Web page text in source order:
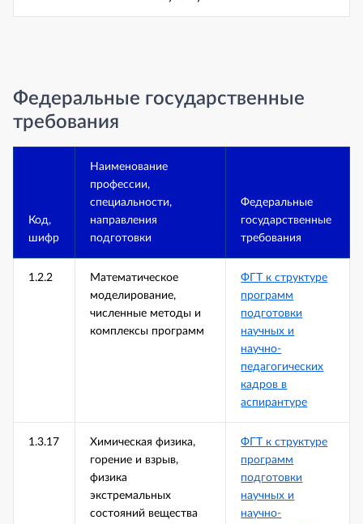
Федеральные государственные
требования
Код,
шифр
Наименование
профессии,
специальности,
направления
подготовки
Федеральные
государственные
требования
1.2.2
Математическое
моделирование,
численные методы и
комплексы программ
ФГТ к структуре
программ
подготовки
научных и
научно-
педагогических
кадров в
аспирантуре
1.3.17
Химическая физика,
горение и взрыв,
физика
экстремальных
состояний вещества
ФГТ к структуре
программ
подготовки
научных и
научно-